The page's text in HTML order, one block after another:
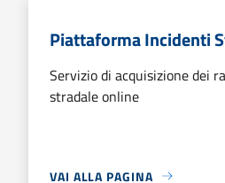
Piattaforma Incidenti
Servizio di acquisizione dei
stradale online
VAI ALLA PAGINA